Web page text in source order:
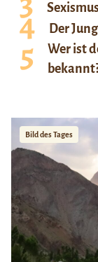
Der
Wer ist
Bild des Tages